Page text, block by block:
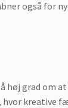
også for
høj grad om
hvor kreative